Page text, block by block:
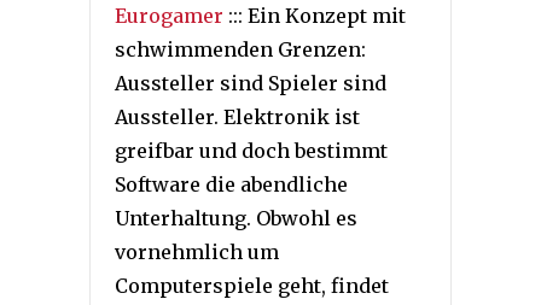
Eurogamer ::: Ein Konzept mit
schwimmenden Grenzen:
Aussteller sind Spieler sind
Aussteller. Elektronik ist
greifbar und doch bestimmt
Software die abendliche
Unterhaltung. Obwohl es
vornehmlich um
Computerspiele geht, findet